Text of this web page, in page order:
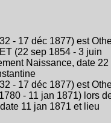
- 17 déc 1877) est
(22 sep 1854 - 3 juin
Naissance, date 22
- 17 déc 1877) est
- 11 jan 1871) lors
11 jan 1871 et lieu